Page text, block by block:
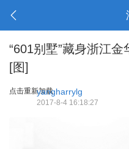
“601别墅”藏身浙江
[图]
点击重新加载yangharrylg
2017-8-4 16:18:27